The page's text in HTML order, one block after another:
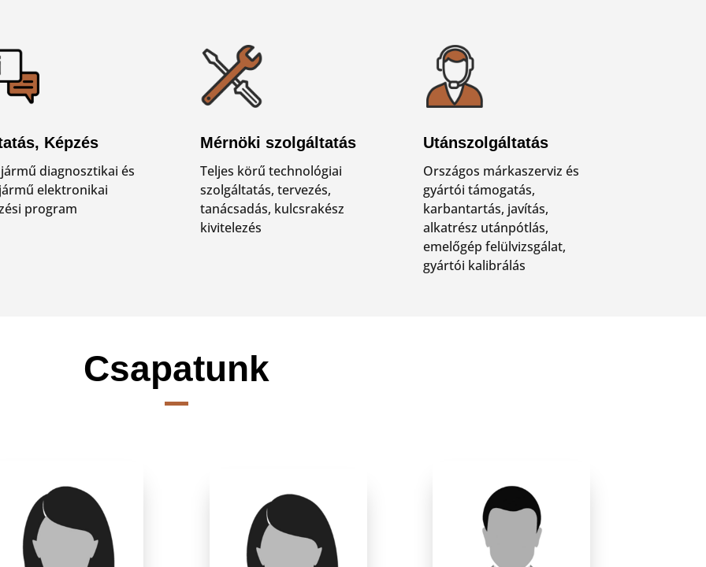
Képzés
diagnosztikai és
elektronikai
program
Mérnöki szolgáltatás
Teljes körű technológiai
szolgáltatás, tervezés,
tanácsadás, kulcsrakész
kivitelezés
Utánszolgáltatás
Országos márkaszerviz és
gyártói támogatás,
karbantartás, javítás,
alkatrész utánpótlás,
emelőgép felülvizsgálat,
gyártói kalibrálás
Csapatunk